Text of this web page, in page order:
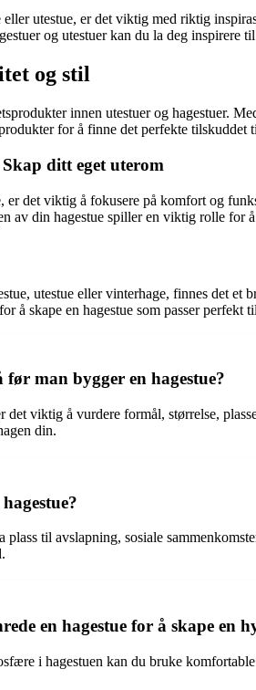
utestue, er det viktig med riktig
og utestuer kan du la deg inspirere
og stil
innen utestuer og hagestuer.
for å finne det perfekte tilskuddet
ditt eget uterom
er det viktig å fokusere på komfort og
av din hagestue spiller en viktig rolle for
utestue eller vinterhage, finnes det
å skape en hagestue som passer
man bygger en hagestue?
det viktig å vurdere formål, størrelse,
din.
plass til avslapning, sosiale
en hagestue for å skape en
i hagestuen kan du bruke